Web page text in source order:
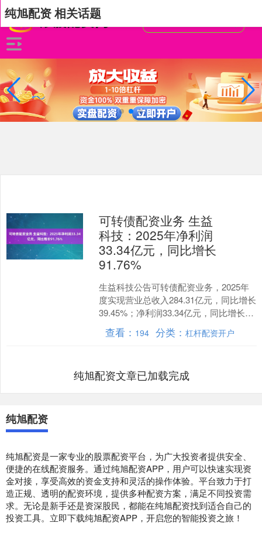
纯旭配资 相关话题
可转债配资业务 生益
科技：2025年净利润
33.34亿元，同比增长
91.76%
生益科技公告可转债配资业务，2025年
度实现营业总收入284.31亿元，同比增长
39.45%；净利润33.34亿元，同比增长
91.76%。报告期内，公司覆铜板销....
查看： 194 分类：杠杆配资开户
纯旭配资文章已加载完成
纯旭配资
纯旭配资是一家专业的股票配资平台，为广大投资者提供安全、
便捷的在线配资服务。通过纯旭配资APP，用户可以快速实现资
金对接，享受高效的资金支持和灵活的操作体验。平台致力于打
造正规、透明的配资环境，提供多种配资方案，满足不同投资需
求。无论是新手还是资深股民，都能在纯旭配资找到适合自己的
投资工具。立即下载纯旭配资APP，开启您的智能投资之旅！